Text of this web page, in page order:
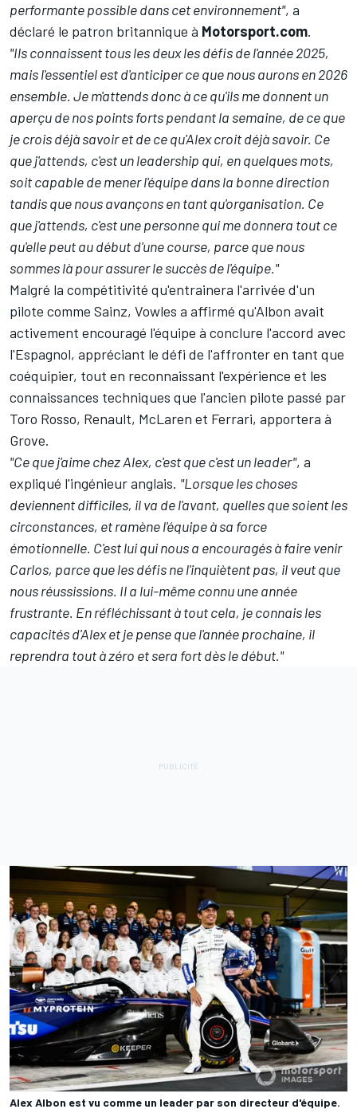
performante possible dans cet environnement", a
déclaré le patron britannique à Motorsport.com.
"Ils connaissent tous les deux les défis de l'année 2025,
mais l'essentiel est d'anticiper ce que nous aurons en 2026
ensemble. Je m'attends donc à ce qu'ils me donnent un
aperçu de nos points forts pendant la semaine, de ce que
je crois déjà savoir et de ce qu'Alex croit déjà savoir. Ce
que j'attends, c'est un leadership qui, en quelques mots,
soit capable de mener l'équipe dans la bonne direction
tandis que nous avançons en tant qu'organisation. Ce
que j'attends, c'est une personne qui me donnera tout ce
qu'elle peut au début d'une course, parce que nous
sommes là pour assurer le succès de l'équipe."
Malgré la compétitivité qu'entrainera l'arrivée d'un
pilote comme Sainz, Vowles a affirmé qu'Albon avait
activement encouragé l'équipe à conclure l'accord avec
l'Espagnol, appréciant le défi de l'affronter en tant que
coéquipier, tout en reconnaissant l'expérience et les
connaissances techniques que l'ancien pilote passé par
Toro Rosso, Renault, McLaren et Ferrari, apportera à
Grove.
"Ce que j'aime chez Alex, c'est que c'est un leader", a
expliqué l'ingénieur anglais. "Lorsque les choses
deviennent difficiles, il va de l'avant, quelles que soient les
circonstances, et ramène l'équipe à sa force
émotionnelle. C'est lui qui nous a encouragés à faire venir
Carlos, parce que les défis ne l'inquiètent pas, il veut que
nous réussissions. Il a lui-même connu une année
frustrante. En réfléchissant à tout cela, je connais les
capacités d'Alex et je pense que l'année prochaine, il
reprendra tout à zéro et sera fort dès le début."
Alex Albon est vu comme un leader par son directeur d'équipe.